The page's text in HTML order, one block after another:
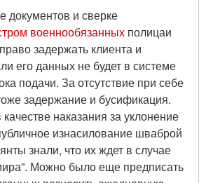
документов и сверке
военнообязанных полицаи
задержать клиента и
его данных не будет в системе
подачи. За отсутствие при себе
задержание и бусификация.
наказания за уклонение
изнасилование шваброй
знали, что их ждет в случае
Можно было еще предписать